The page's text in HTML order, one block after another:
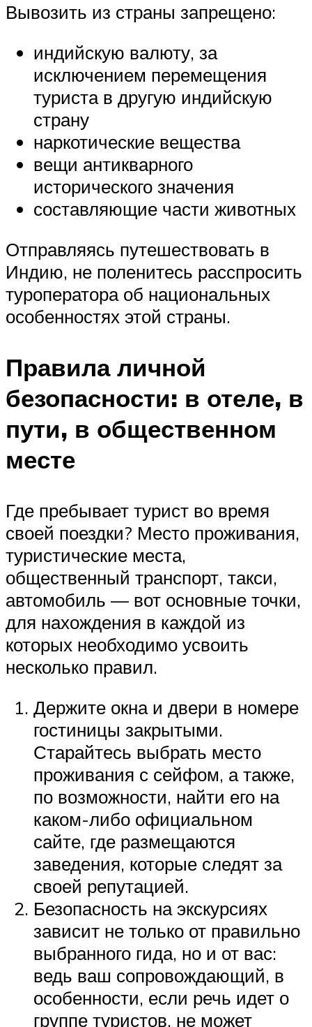
Вывозить из страны запрещено:
индийскую валюту, за
исключением перемещения
туриста в другую индийскую
страну
наркотические вещества
вещи антикварного
исторического значения
составляющие части животных
Отправляясь путешествовать в
Индию, не поленитесь расспросить
туроператора об национальных
особенностях этой страны.
Правила личной
безопасности: в отеле, в
пути, в общественном
месте
Где пребывает турист во время
своей поездки? Место проживания,
туристические места,
общественный транспорт, такси,
автомобиль — вот основные точки,
для нахождения в каждой из
которых необходимо усвоить
несколько правил.
Держите окна и двери в номере
гостиницы закрытыми.
Старайтесь выбрать место
проживания с сейфом, а также,
по возможности, найти его на
каком-либо официальном
сайте, где размещаются
заведения, которые следят за
своей репутацией.
Безопасность на экскурсиях
зависит не только от правильно
выбранного гида, но и от вас:
ведь ваш сопровождающий, в
особенности, если речь идет о
группе туристов, не может